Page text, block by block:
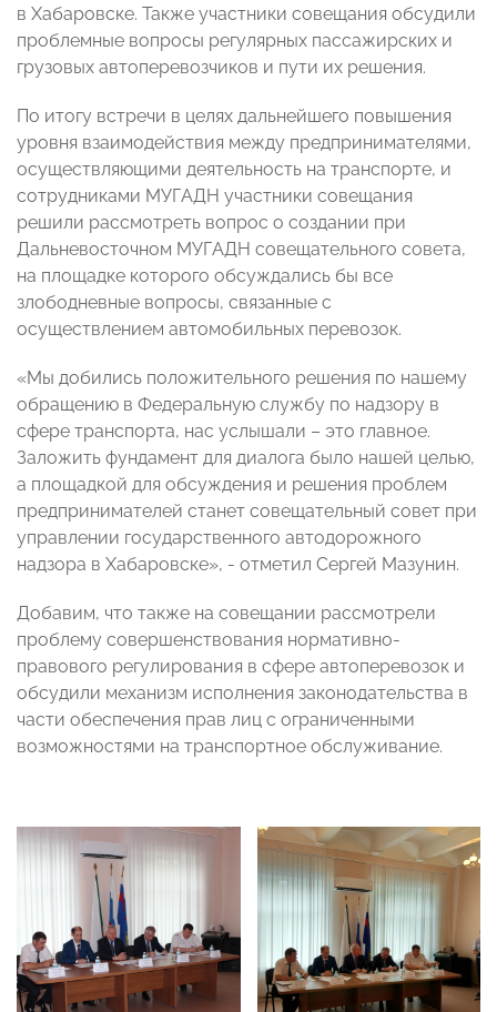
в Хабаровске. Также участники совещания обсудили
проблемные вопросы регулярных пассажирских и
грузовых автоперевозчиков и пути их решения.
По итогу встречи в целях дальнейшего повышения
уровня взаимодействия между предпринимателями,
осуществляющими деятельность на транспорте, и
сотрудниками МУГАДН участники совещания
решили рассмотреть вопрос о создании при
Дальневосточном МУГАДН совещательного совета,
на площадке которого обсуждались бы все
злободневные вопросы, связанные с
осуществлением автомобильных перевозок.
«Мы добились положительного решения по нашему
обращению в Федеральную службу по надзору в
сфере транспорта, нас услышали – это главное.
Заложить фундамент для диалога было нашей целью,
а площадкой для обсуждения и решения проблем
предпринимателей станет совещательный совет при
управлении государственного автодорожного
надзора в Хабаровске», - отметил Сергей Мазунин.
Добавим, что также на совещании рассмотрели
проблему совершенствования нормативно-
правового регулирования в сфере автоперевозок и
обсудили механизм исполнения законодательства в
части обеспечения прав лиц с ограниченными
возможностями на транспортное обслуживание.